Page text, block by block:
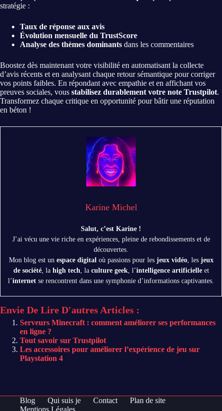
stratégie :
Taux de réponse aux avis
Évolution mensuelle du TrustScore
Analyse des thèmes dominants dans les commentaires
Boostez dès maintenant votre visibilité en automatisant la collecte
d’avis récents et en analysant chaque retour sémantique pour corriger
vos points faibles. En répondant avec empathie et en affichant vos
preuves sociales, vous stabilisez durablement votre note Trustpilot.
Transformez chaque critique en opportunité pour bâtir une réputation
en béton !
Karine Michel
Salut, c’est Karine !
J’ai vécu une vie riche en expériences, pleine de rebondissements et de
découvertes.
Mon blog est un espace digital où passions pour les jeux vidéo, les jeux
de société, la high tech , la culture geek, l’intelligence artificielleet
l’internet se rencontrent dans une symphonie d’informations captivantes.
Envie De Lire D'autres Articles :
Serveurs Minecraft : comment améliorer ses performances
en ligne ?
Tout savoir sur Trustpilot
Les accessoires pour améliorer l’expérience de jeu sur
Playstation 4
Blog Qui suis je Contact
Plan de site
Mentions Légales